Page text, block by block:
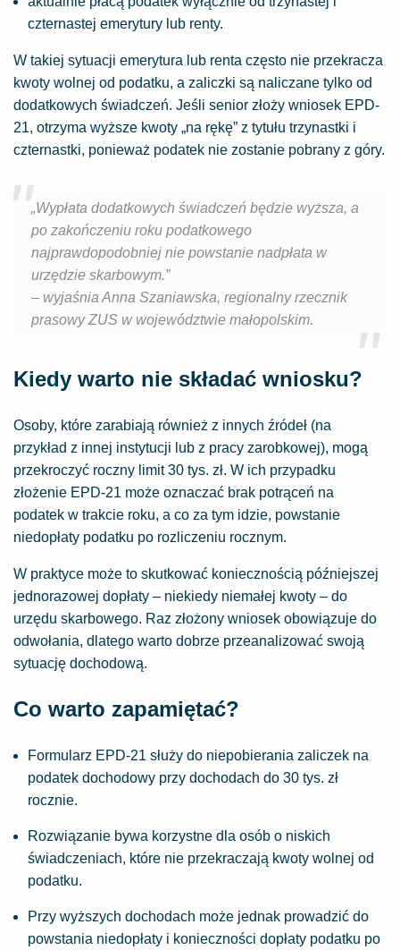
czternastej emerytury lub renty.
W takiej sytuacji emerytura lub renta często nie przekracza
kwoty wolnej od podatku, a zaliczki są naliczane tylko od
dodatkowych świadczeń. Jeśli senior złoży wniosek EPD-
21, otrzyma wyższe kwoty „na rękę” z tytułu trzynastki i
czternastki, ponieważ podatek nie zostanie pobrany z góry.
„Wypłata dodatkowych świadczeń będzie wyższa, a
po zakończeniu roku podatkowego
najprawdopodobniej nie powstanie nadpłata w
urzędzie skarbowym.”
– wyjaśnia Anna Szaniawska, regionalny rzecznik
prasowy ZUS w województwie małopolskim.
Kiedy warto nie składać wniosku?
Osoby, które zarabiają również z innych źródeł (na
przykład z innej instytucji lub z pracy zarobkowej), mogą
przekroczyć roczny limit 30 tys. zł. W ich przypadku
złożenie EPD-21 może oznaczać brak potrąceń na
podatek w trakcie roku, a co za tym idzie, powstanie
niedopłaty podatku po rozliczeniu rocznym.
W praktyce może to skutkować koniecznością późniejszej
jednorazowej dopłaty – niekiedy niemałej kwoty – do
urzędu skarbowego. Raz złożony wniosek obowiązuje do
odwołania, dlatego warto dobrze przeanalizować swoją
sytuację dochodową.
Co warto zapamiętać?
Formularz EPD-21 służy do niepobierania zaliczek na
podatek dochodowy przy dochodach do 30 tys. zł
rocznie.
Rozwiązanie bywa korzystne dla osób o niskich
świadczeniach, które nie przekraczają kwoty wolnej od
podatku.
Przy wyższych dochodach może jednak prowadzić do
powstania niedopłaty i konieczności dopłaty podatku po